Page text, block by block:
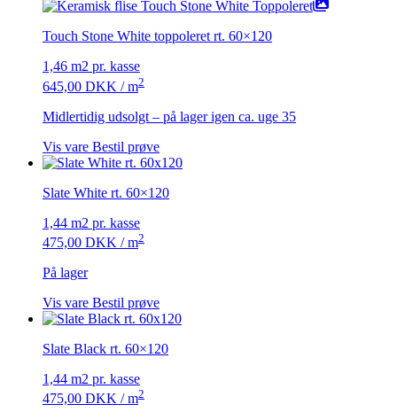
Touch Stone White toppoleret rt. 60×120
1,46 m2 pr. kasse
645,00 DKK / m2
Midlertidig udsolgt – på lager igen ca. uge 35
Vis vare Bestil prøve
Slate White rt. 60×120
1,44 m2 pr. kasse
475,00 DKK / m2
På lager
Vis vare Bestil prøve
Slate Black rt. 60×120
1,44 m2 pr. kasse
475,00 DKK / m2